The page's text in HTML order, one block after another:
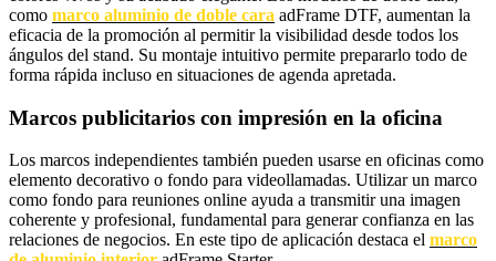
como marco aluminio de doble cara adFrame DTF, aumentan la
eficacia de la promoción al permitir la visibilidad desde todos los
ángulos del stand. Su montaje intuitivo permite prepararlo todo de
forma rápida incluso en situaciones de agenda apretada.
Marcos publicitarios con impresión en la oficina
Los marcos independientes también pueden usarse en oficinas como
elemento decorativo o fondo para videollamadas. Utilizar un marco
como fondo para reuniones online ayuda a transmitir una imagen
coherente y profesional, fundamental para generar confianza en las
relaciones de negocios. En este tipo de aplicación destaca el marco